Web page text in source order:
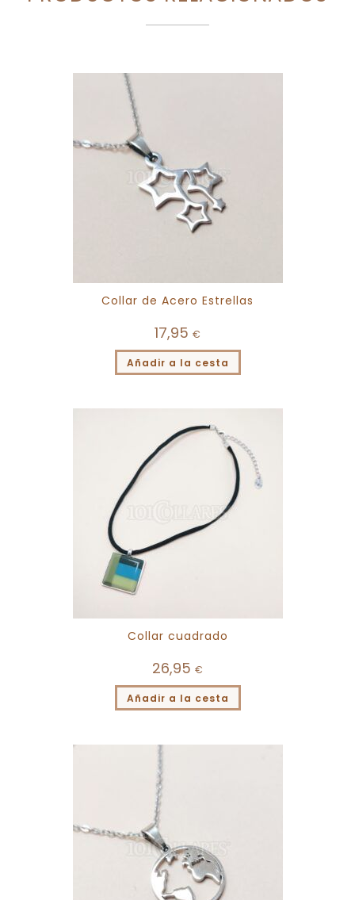
Collar de Acero Estrellas
17,95 €
Añadir a la cesta
Collar cuadrado
26,95 €
Añadir a la cesta